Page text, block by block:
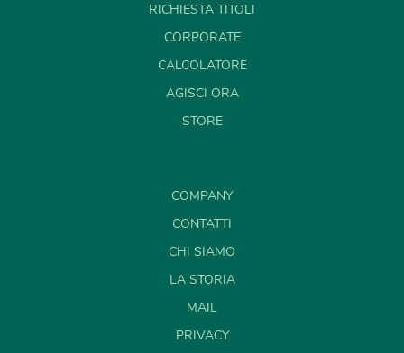
RICHIESTA TITOLI
CORPORATE
CALCOLATORE
AGISCI ORA
STORE
COMPANY
CONTATTI
CHI SIAMO
LA STORIA
MAIL
PRIVACY